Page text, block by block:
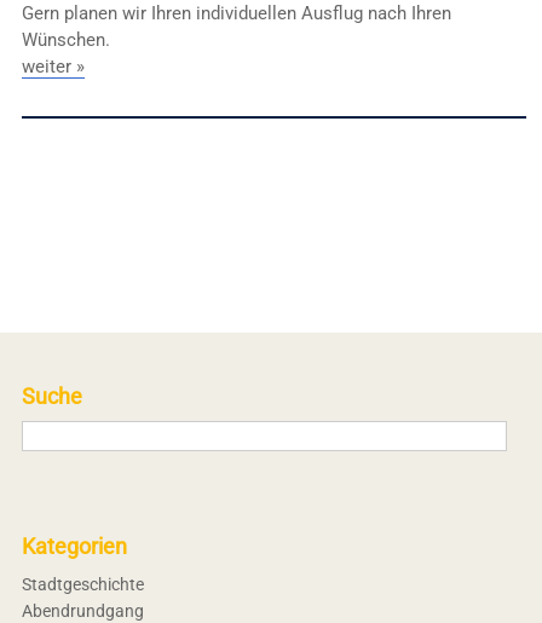
Gern planen wir Ihren individuellen Ausflug nach Ihren
Wünschen.
weiter »
Suche
Kategorien
Stadtgeschichte
Abendrundgang